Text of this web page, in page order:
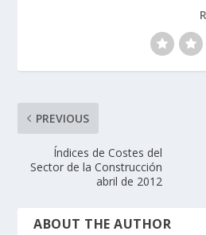
PREVIOUS
Índices de Costes del
Sector de la Construcción
abril de 2012
ABOUT THE AUTHOR